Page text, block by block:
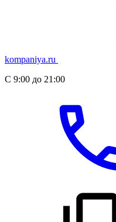
kompaniya.ru
С 9:00 до 21:00